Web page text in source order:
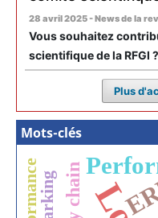
28 avril 2025 - News de la
Vous souhaitez
scientifique de la RFGI
Plus
Mots-clés